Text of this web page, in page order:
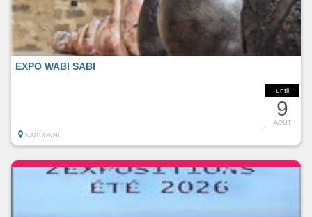
until
9
AOUT
EXPO WABI SABI
NARBONNE